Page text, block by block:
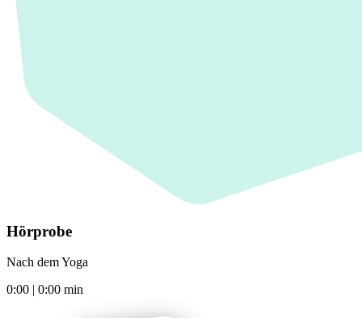
Hörprobe
Nach dem Yoga
0:00 | 0:00 min